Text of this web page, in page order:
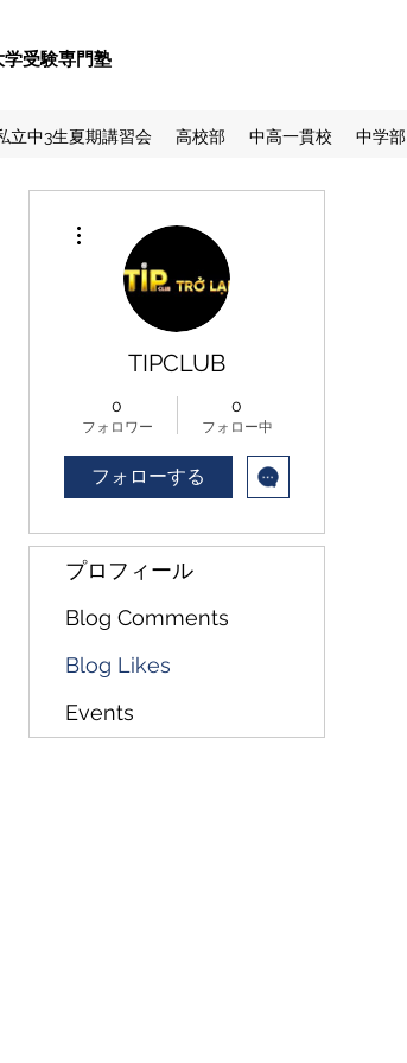
学受験専門塾
立中3生夏期講習会 高校部 中高一貫校 中学部
TIPCLUB
0
フォロワー
0
フォロー中
フォローする
プロフィール
Blog Comments
Blog Likes
Events